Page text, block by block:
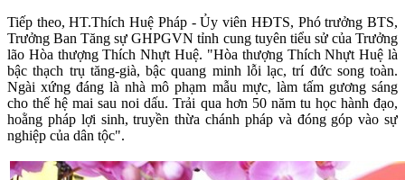
Tiếp theo, HT.Thích Huệ Pháp - Ủy viên HĐTS, Phó trưởng BTS,
Trưởng Ban Tăng sự GHPGVN tỉnh cung tuyên tiểu sử của Trưởng
lão Hòa thượng Thích Nhựt Huệ. "Hòa thượng Thích Nhựt Huệ là
bậc thạch trụ tăng-già, bậc quang minh lỗi lạc, trí đức song toàn.
Ngài xứng đáng là nhà mô phạm mẫu mực, làm tấm gương sáng
cho thế hệ mai sau noi dấu. Trải qua hơn 50 năm tu học hành đạo,
hoằng pháp lợi sinh, truyền thừa chánh pháp và đóng góp vào sự
nghiệp của dân tộc".